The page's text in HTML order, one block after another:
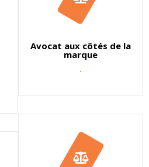
Avocat aux côtés de la
marque
.